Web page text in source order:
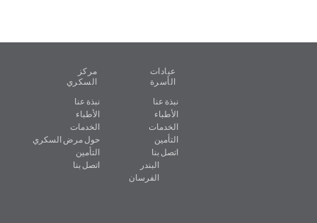
مركز
السكري
نبذة عنا
الأطباء
الخدمات
حول مرض السكري
التأمين
اتصل بنا
عيادات
الأسرة
نبذة عنا
الأطباء
الخدمات
التأمين
اتصل بنا
البندر
الفرسان